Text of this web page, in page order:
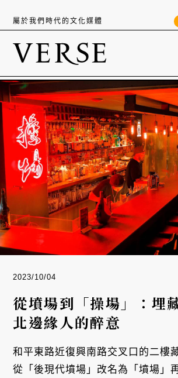
屬於我們時代的文化媒體
2023/10/04
從墳場到「操場」：埋
北邊緣人的醉意
和平東路近復興南路交叉口的二樓
從「後現代墳場」改名為「墳場」